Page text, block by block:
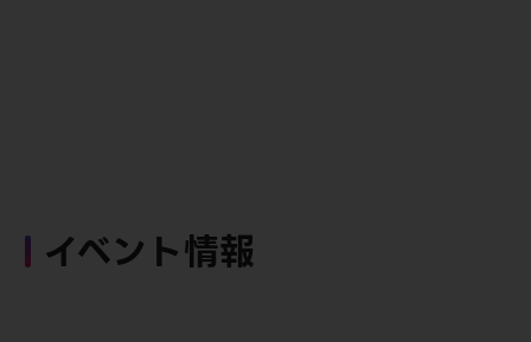
イベント情報